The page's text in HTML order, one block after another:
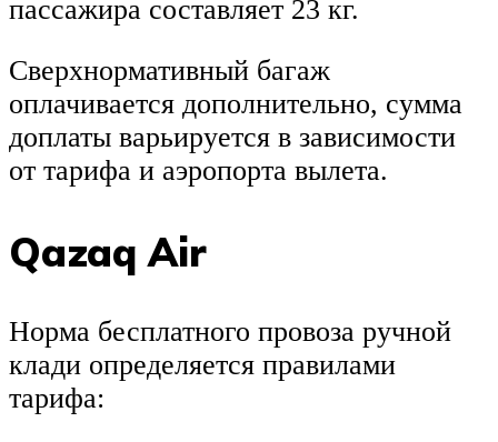
пассажира составляет 23 кг.
Сверхнормативный багаж
оплачивается дополнительно, сумма
доплаты варьируется в зависимости
от тарифа и аэропорта вылета.
Qazaq Air
Норма бесплатного провоза ручной
клади определяется правилами
тарифа: